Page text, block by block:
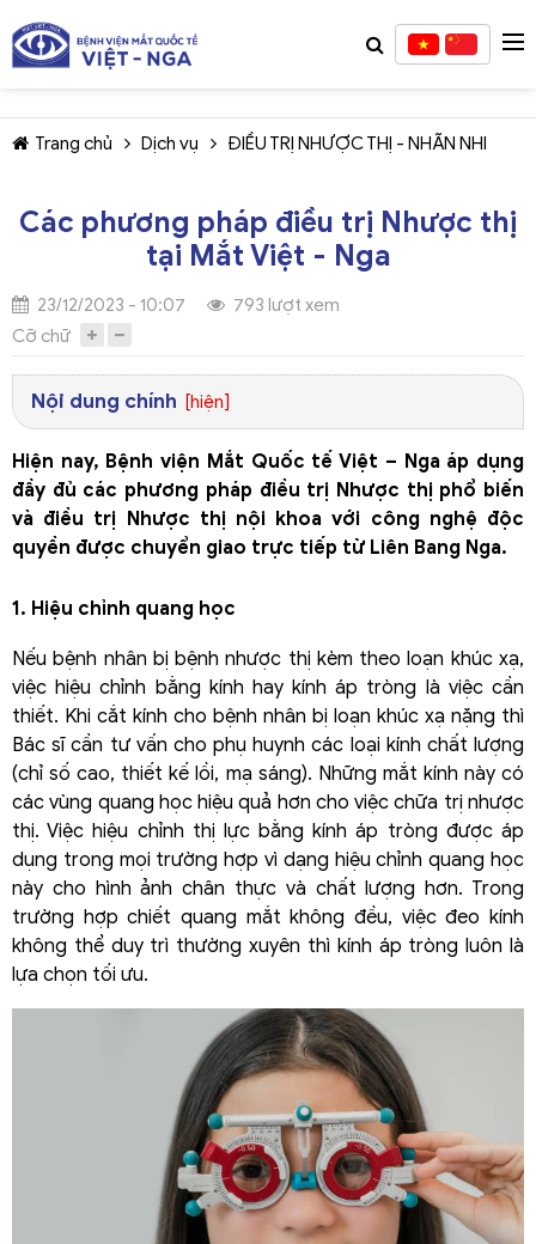
Trang chủ Dịch vụ ĐIỀU TRỊ NHƯỢC THỊ - NHÃN NHI
Các phương pháp điều trị Nhược thị
tại Mắt Việt - Nga
23/12/2023 - 10:07
793 lượt xem
Cỡ chữ
Nội dung chính [hiện]
Hiện nay, Bệnh viện Mắt Quốc tế Việt – Nga áp dụng
đầy đủ các phương pháp điều trị Nhược thị phổ biến
và điều trị Nhược thị nội khoa với công nghệ độc
quyền được chuyển giao trực tiếp từ Liên Bang Nga.
1. Hiệu chỉnh quang học
Nếu bệnh nhân bị bệnh nhược thị kèm theo loạn khúc xạ,
việc hiệu chỉnh bằng kính hay kính áp tròng là việc cần
thiết. Khi cắt kính cho bệnh nhân bị loạn khúc xạ nặng thì
Bác sĩ cần tư vấn cho phụ huynh các loại kính chất lượng
(chỉ số cao, thiết kế lồi, mạ sáng). Những mắt kính này có
các vùng quang học hiệu quả hơn cho việc chữa trị nhược
thị. Việc hiệu chỉnh thị lực bằng kính áp tròng được áp
dụng trong mọi trường hợp vì dạng hiệu chỉnh quang học
này cho hình ảnh chân thực và chất lượng hơn. Trong
trường hợp chiết quang mắt không đều, việc đeo kính
không thể duy trì thường xuyên thì kính áp tròng luôn là
lựa chọn tối ưu.